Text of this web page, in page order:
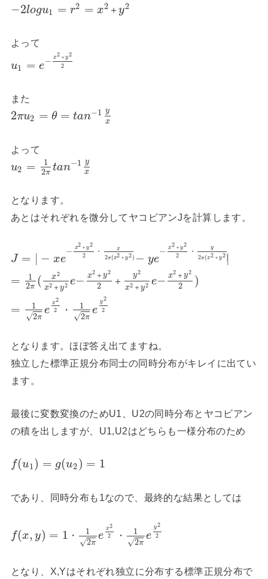
−2logu1 = r2 = x2 ＋y2
よって
u1 = e− x2 ＋ y2
2
また
2πu2 = θ = tan−1 y
x
よって
u2 =
1
2π
tan−1 y
x
となります。
あとはそれぞれを微分してヤコビアンJを計算します。
J = − xe
− x2 ＋y2
2
・ x
2π(x2 ＋y2) − ye
− x2 ＋ y2
2
・
y
2π(x2 ＋ y2)|
=
1
2π ( x2
x2 ＋ y2 e− x2 ＋ y2
2 ＋ y2
x2 ＋y2 e− x2 ＋y2
2 )
=
1
2π
√
e
x2
2
・
1
2π
√
e
y2
2
となります。ほぼ答え出てますね。
独立した標準正規分布同士の同時分布がキレイに出てい
ます。
最後に変数変換のためU1、U2の同時分布とヤコビアン
の積を出しますが、U1,U2はどちらも一様分布のため
f(u1) = g(u2) = 1
であり、同時分布も1なので、最終的な結果としては
f(x, y) = 1 ・
1
2π
√
e
x2
2
・
1
2π
√
e
y2
2
となり、X,Yはそれぞれ独立に分布する標準正規分布で